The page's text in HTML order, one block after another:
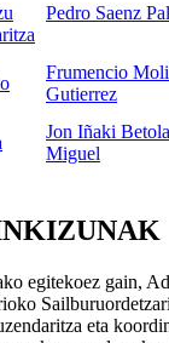
Pedro Saenz
Frumencio
Gutierrez
Jon Iñaki
Miguel
egitekoez gain,
eta